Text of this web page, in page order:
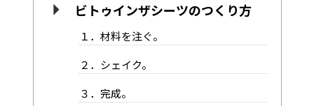
ビトゥインザシーツのつくり方
１．材料を注ぐ。
２．シェイク。
３．完成。